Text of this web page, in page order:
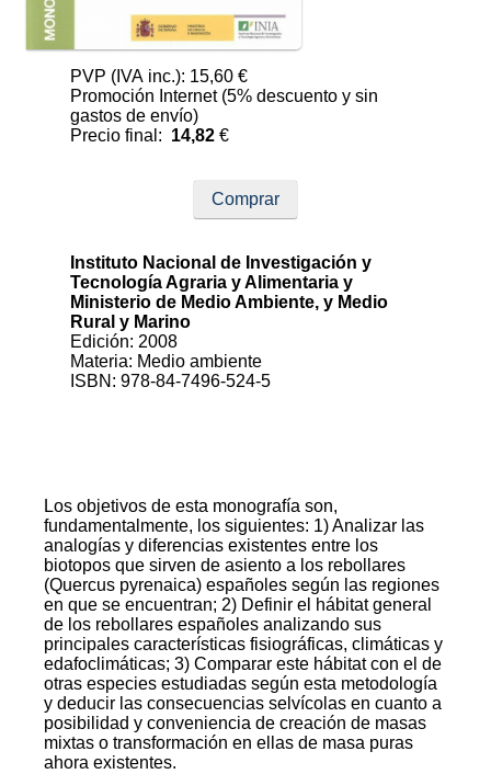
PVP (IVA inc.): 15,60 €
Promoción Internet (5% descuento y sin
gastos de envío)
Precio final: 14,82 €
Comprar
Instituto Nacional de Investigación y
Tecnología Agraria y Alimentaria y
Ministerio de Medio Ambiente, y Medio
Rural y Marino
Edición: 2008
Materia: Medio ambiente
ISBN: 978-84-7496-524-5
Los objetivos de esta monografía son,
fundamentalmente, los siguientes: 1) Analizar las
analogías y diferencias existentes entre los
biotopos que sirven de asiento a los rebollares
(Quercus pyrenaica) españoles según las regiones
en que se encuentran; 2) Definir el hábitat general
de los rebollares españoles analizando sus
principales características fisiográficas, climáticas y
edafoclimáticas; 3) Comparar este hábitat con el de
otras especies estudiadas según esta metodología
y deducir las consecuencias selvícolas en cuanto a
posibilidad y conveniencia de creación de masas
mixtas o transformación en ellas de masa puras
ahora existentes.